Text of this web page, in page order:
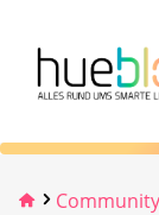
Community